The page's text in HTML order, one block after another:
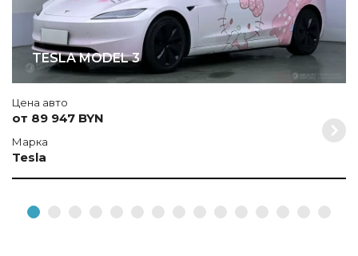
TESLA MODEL 3
Цена авто
от 89 947 BYN
Марка
Tesla